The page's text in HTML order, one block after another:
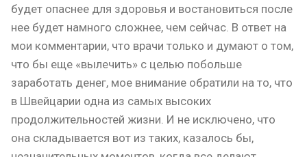
будет опаснее для здоровья и востановиться после
нее будет намного сложнее, чем сейчас. В ответ на
мои комментарии, что врачи только и думают о том,
что бы еще «вылечить» с целью побольше
заработать денег, мое внимание обратили на то, что
в Швейцарии одна из самых высоких
продолжительностей жизни. И не исключено, что
она складывается вот из таких, казалось бы,